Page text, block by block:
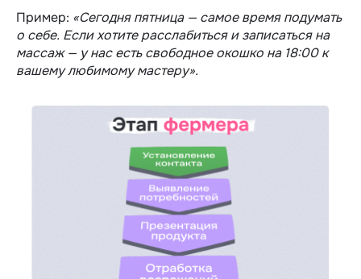
Пример: «Сегодня пятница — самое время подумать
о себе. Если хотите расслабиться и записаться на
массаж — у нас есть свободное окошко на 18:00 к
вашему любимому мастеру».